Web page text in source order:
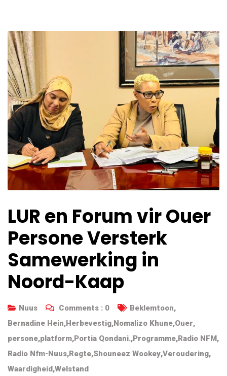
LUR en Forum vir Ouer
Persone Versterk
Samewerking in
Noord-Kaap
Nuus Comments : 0 Beklemtoon,
Bernadine Hein,Herbevestig,Nomalizo Khune,Ouer,
persone,platform,Portia Qondani.,Programme,Radio NFM,
Radio Nfm-Nuus,Regte,Shouneez Wookey,Veroudering,
Waardigheid,Welstand